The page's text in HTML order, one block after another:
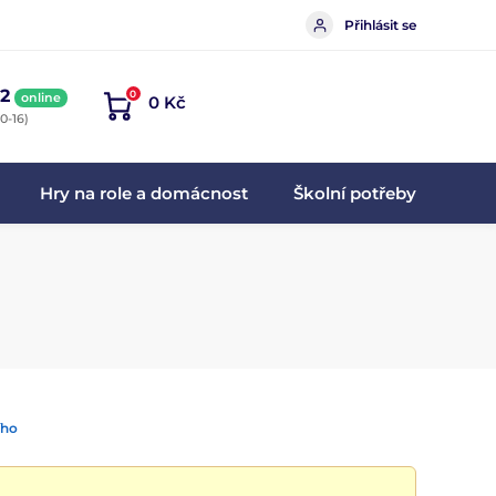
Přihlásit se
online
16)
0 0 Kč
Hry na role a domácnost Školní potřeby